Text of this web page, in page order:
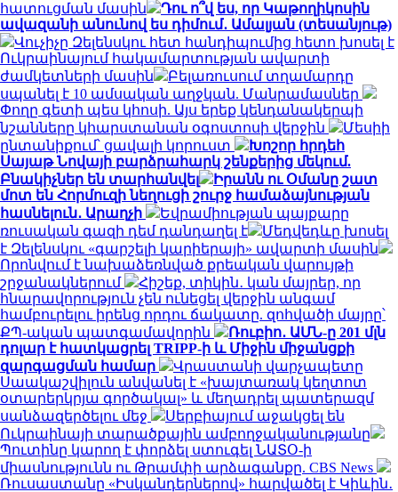
հատուցման մասին
Դու ո՞վ ես, որ Կաթողիկոսին
ավազանի անունով ես դիմում․ Ամալյան (տեսանյութ)
Վուչիչը Զելենսկու հետ հանդիպումից հետո խոսել է
Ուկրաինայում հակամարտության ավարտի
ժամկետների մասին
Բելառուսում տղամարդը
սպանել է 10 ամսական աղջկան. Մանրամասներ
Փողը գետի պես կհոսի. Այս երեք կենդանակերպի
նշանները կհարստանան օգոստոսի վերջին
Մեսիի
ընտանիքում՝ ցավալի կորուստ
Խոշոր հրդեհ
Սայաթ Նովայի բարձրահարկ շենքերից մեկում.
Բնակիչներ են տարհանվել
Իրանն ու Օմանը շատ
մոտ են Հորմուզի նեղուցի շուրջ համաձայնության
հասնելուն․ Արաղչի
Եվրամիության պայքարը
ռուսական գազի դեմ դանդաղել է
Մեդվեդևը խոսել
է Զելենսկու «գարշելի կարիերայի» ավարտի մասին
Որոնվում է նախաձեռնված քրեական վարույթի
շրջանակներում
Հիշեք, տիկին․ կան մայրեր, որ
հնարավորություն չեն ունեցել վերջին անգամ
համբուրելու իրենց որդու ճակատը. զոհվածի մայրը՝
ՔՊ-ական պատգամավորին
Ռուբիո․ ԱՄՆ-ը 201 մլն
դոլար է հատկացրել TRIPP-ի և Միջին միջանցքի
զարգացման համար
Վրաստանի վարչապետը
Սաակաշվիլուն անվանել է «խայտառակ կեղտոտ
օտարերկրյա գործակալ» և մեղադրել պատերազմ
սանձազերծելու մեջ
Սերբիայում աջակցել են
Ուկրաինայի տարածքային ամբողջականությանը
Պուտինը կարող է փորձել ստուգել ՆԱՏՕ-ի
միասնությունն ու Թրամփի արձագանքը. CBS News
Ռուսաստանը «Իսկանդերներով» հարվածել է Կիևին․